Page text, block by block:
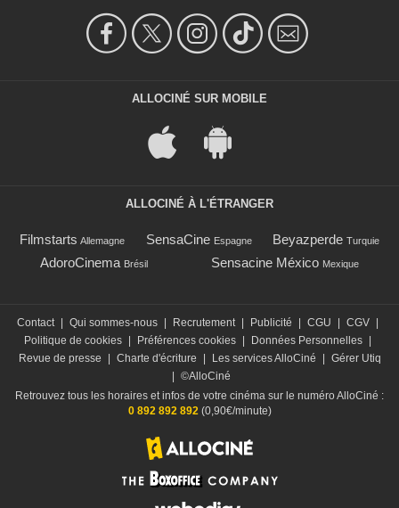
ALLOCINÉ SUR MOBILE
ALLOCINÉ À L'ÉTRANGER
Filmstarts Allemagne SensaCine Espagne Beyazperde Turquie
AdoroCinema Brésil Sensacine México Mexique
Contact Qui sommes-nous Recrutement Publicité CGU CGV
Politique de cookies
Préférences cookies Données Personnelles
Revue de presse
Charte d'écriture Les services AlloCiné
Gérer Utiq
©AlloCiné
Retrouvez tous les horaires et infos de votre cinéma sur le numéro AlloCiné :
0 892 892 892(0,90€/minute)